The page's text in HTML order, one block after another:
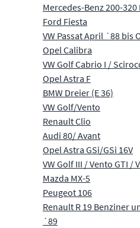
Mercedes-Benz 200-320
Ford Fiesta
VW Passat April ´88 bis
Opel Calibra
VW Golf Cabrio I /
Opel Astra F
BMW Dreier (E 36)
VW Golf/Vento
Renault Clio
Audi 80/ Avant
Opel Astra GSi/GSi 16V
VW Golf III / Vento GTI /
Mazda MX-5
Peugeot 106
Renault R 19 Benziner
´89